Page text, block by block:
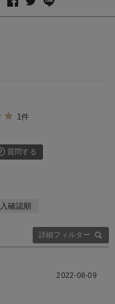
1件
質問する
詳細フィルター
確認順
2022-08-09